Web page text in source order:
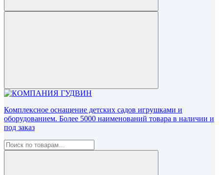
Комплексное оснащение детских садов игрушками и
оборудованием. Более 5000 наименований товара в наличии и
под заказ